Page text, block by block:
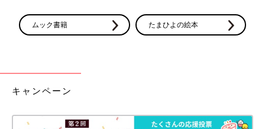
ムック書籍 たまひよの絵本
キャンペーン